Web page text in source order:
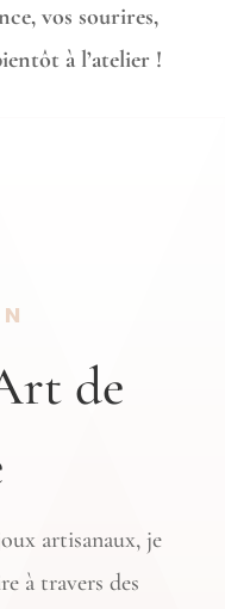
vos sourires,
à l’atelier !
de
artisanaux, je
à travers des